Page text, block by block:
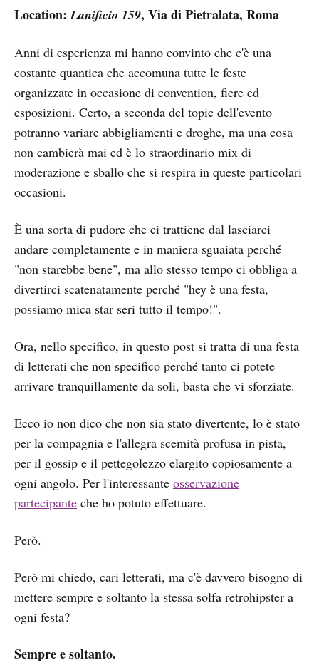
Location:Lanificio 159, Via di Pietralata, Roma
Anni di esperienza mi hanno convinto che c'è una
costante quantica che accomuna tutte le feste
organizzate in occasione di convention, fiere ed
esposizioni. Certo, a seconda del topic dell'evento
potranno variare abbigliamenti e droghe, ma una cosa
non cambierà mai ed è lo straordinario mix di
moderazione e sballo che si respira in queste particolari
occasioni.
È una sorta di pudore che ci trattiene dal lasciarci
andare completamente e in maniera sguaiata perché
"non starebbe bene", ma allo stesso tempo ci obbliga a
divertirci scatenatamente perché "hey è una festa,
possiamo mica star seri tutto il tempo!".
Ora, nello specifico, in questo post si tratta di una festa
di letterati che non specifico perché tanto ci potete
arrivare tranquillamente da soli, basta che vi sforziate.
Ecco io non dico che non sia stato divertente, lo è stato
per la compagnia e l'allegra scemità profusa in pista,
per il gossip e il pettegolezzo elargito copiosamente a
ogni angolo. Per l'interessante osservazione
partecipante che ho potuto effettuare.
Però.
Però mi chiedo, cari letterati, ma c'è davvero bisogno di
mettere sempre e soltanto la stessa solfa retrohipster a
ogni festa?
Sempre e soltanto.